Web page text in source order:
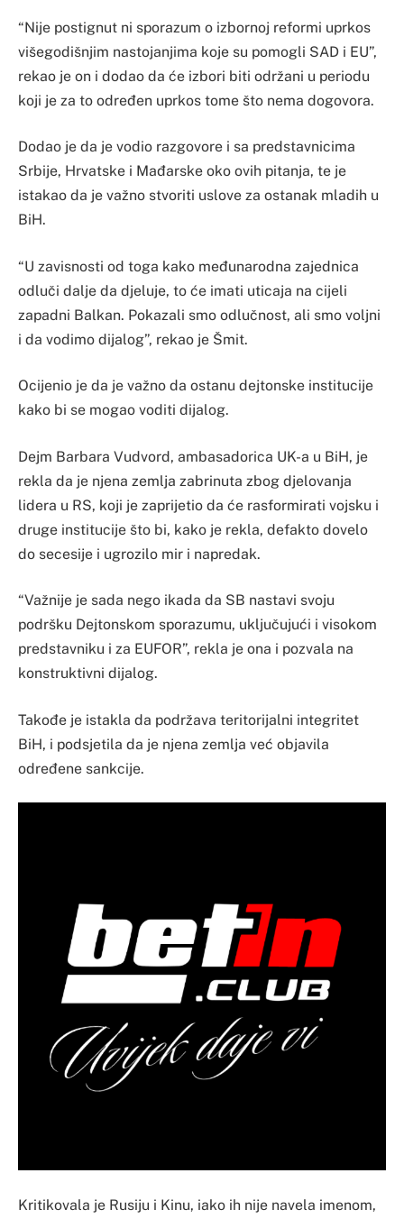
“Nije postignut ni sporazum o izbornoj reformi uprkos
višegodišnjim nastojanjima koje su pomogli SAD i EU”,
rekao je on i dodao da će izbori biti održani u periodu
koji je za to određen uprkos tome što nema dogovora.
Dodao je da je vodio razgovore i sa predstavnicima
Srbije, Hrvatske i Mađarske oko ovih pitanja, te je
istakao da je važno stvoriti uslove za ostanak mladih u
BiH.
“U zavisnosti od toga kako međunarodna zajednica
odluči dalje da djeluje, to će imati uticaja na cijeli
zapadni Balkan. Pokazali smo odlučnost, ali smo voljni
i da vodimo dijalog”, rekao je Šmit.
Ocijenio je da je važno da ostanu dejtonske institucije
kako bi se mogao voditi dijalog.
Dejm Barbara Vudvord, ambasadorica UK-a u BiH, je
rekla da je njena zemlja zabrinuta zbog djelovanja
lidera u RS, koji je zaprijetio da će rasformirati vojsku i
druge institucije što bi, kako je rekla, defakto dovelo
do secesije i ugrozilo mir i napredak.
“Važnije je sada nego ikada da SB nastavi svoju
podršku Dejtonskom sporazumu, uključujući i visokom
predstavniku i za EUFOR”, rekla je ona i pozvala na
konstruktivni dijalog.
Takođe je istakla da podržava teritorijalni integritet
BiH, i podsjetila da je njena zemlja već objavila
određene sankcije.
Kritikovala je Rusiju i Kinu, iako ih nije navela imenom,